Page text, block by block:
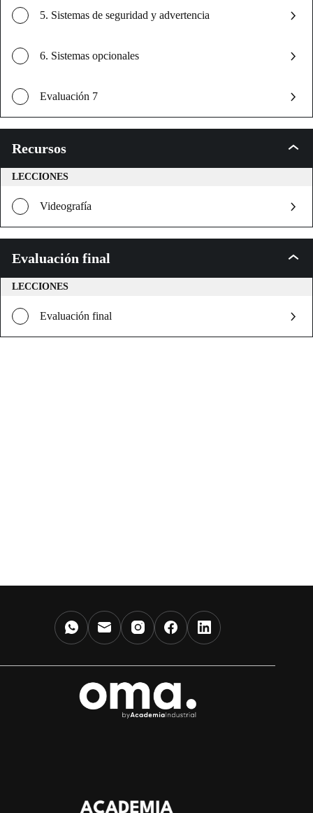
5. Sistemas de seguridad y advertencia
6. Sistemas opcionales
Evaluación 7
Recursos
LECCIONES
Videografía
Evaluación final
LECCIONES
Evaluación final